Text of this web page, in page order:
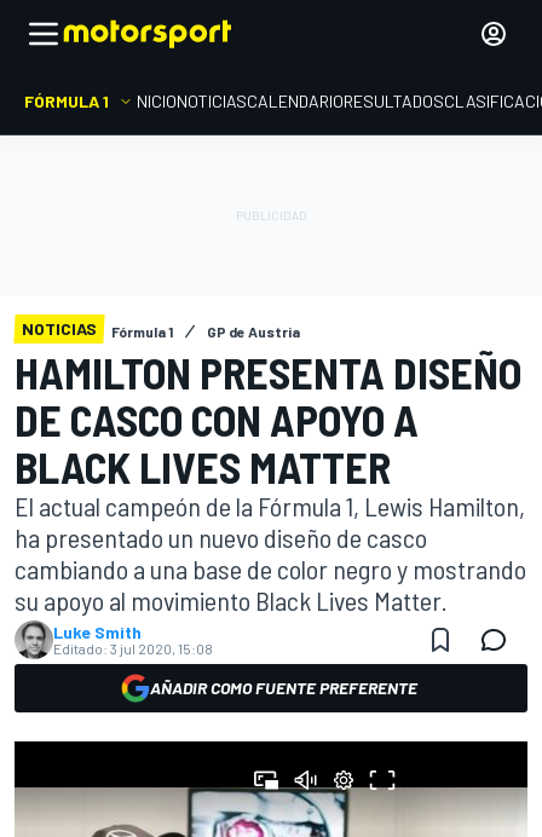
FÓRMULA 1 INICIONOTICIASCALENDARIORESULTADOS
NOTICIAS Fórmula 1 GP de Austria
HAMILTON PRESENTA DISEÑO
DE CASCO CON APOYO A
BLACK LIVES MATTER
El actual campeón de la Fórmula 1, Lewis Hamilton,
ha presentado un nuevo diseño de casco
cambiando a una base de color negro y mostrando
su apoyo al movimiento Black Lives Matter.
Luke Smith
Editado: 3 jul 2020, 15:08
AÑADIR COMO FUENTE PREFERENTE